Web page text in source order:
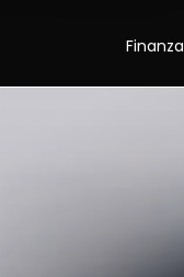
Finanza